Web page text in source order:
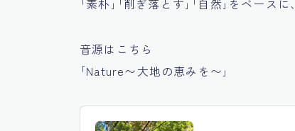
音源はこちら
｢Nature〜大地の恵みを〜｣